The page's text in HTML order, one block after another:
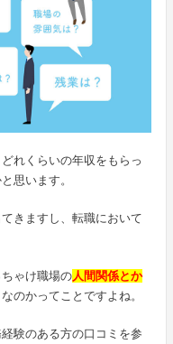
れくらいの年収をもらっ
思います。
きますし、転職において
ゃけ職場の人間関係とか
のかってことですよね。
験のある方の口コミを参